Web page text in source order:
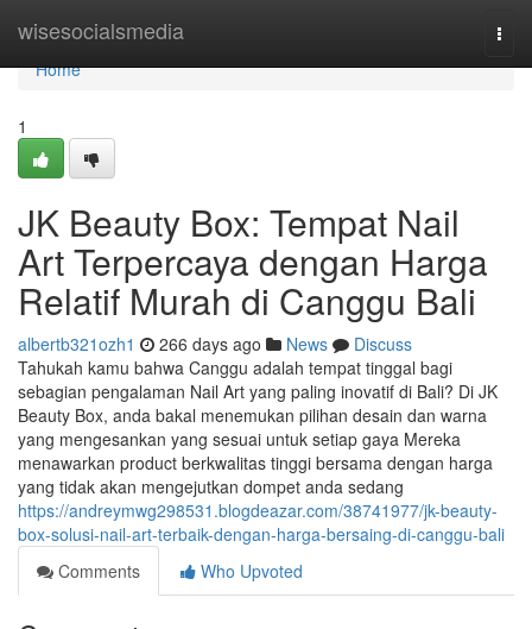
wisesocialsmedia
Home
Home
1
JK Beauty Box: Tempat Nail
Art Terpercaya dengan Harga
Relatif Murah di Canggu Bali
albertb321ozh1 266 days ago News
Discuss
Tahukah kamu bahwa Canggu adalah tempat tinggal bagi
sebagian pengalaman Nail Art yang paling inovatif di Bali? Di JK
Beauty Box, anda bakal menemukan pilihan desain dan warna
yang mengesankan yang sesuai untuk setiap gaya Mereka
menawarkan product berkwalitas tinggi bersama dengan harga
yang tidak akan mengejutkan dompet anda sedang
https://andreymwg298531.blogdeazar.com/38741977/jk-beauty-
box-solusi-nail-art-terbaik-dengan-harga-bersaing-di-canggu-bali
Comments
Who Upvoted